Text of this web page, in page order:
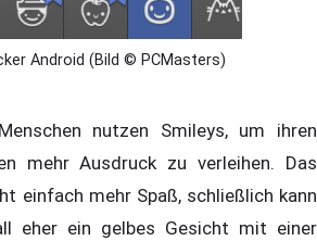
Android (Bild © PCMasters)
nutzen Smileys, um ihren
mehr Ausdruck zu verleihen. Das
einfach mehr Spaß, schließlich kann
eher ein gelbes Gesicht mit einer